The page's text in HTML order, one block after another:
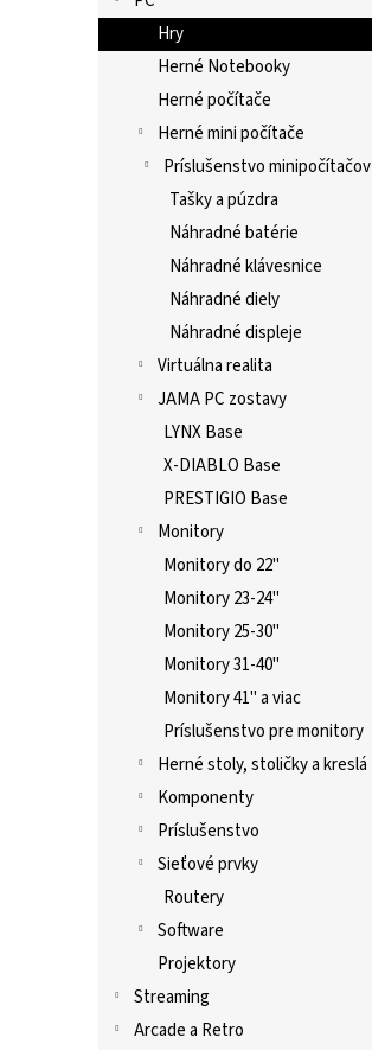
Hry
Herné Notebooky
Herné počítače
Herné mini počítače
Príslušenstvo minipočítačov
Tašky a púzdra
Náhradné batérie
Náhradné klávesnice
Náhradné diely
Náhradné displeje
Virtuálna realita
JAMA PC zostavy
LYNX Base
X-DIABLO Base
PRESTIGIO Base
Monitory
Monitory do 22"
Monitory 23-24"
Monitory 25-30"
Monitory 31-40"
Monitory 41" a viac
Príslušenstvo pre monitory
Herné stoly, stoličky a kreslá
Komponenty
Príslušenstvo
Sieťové prvky
Routery
Software
Projektory
Streaming
Arcade a Retro